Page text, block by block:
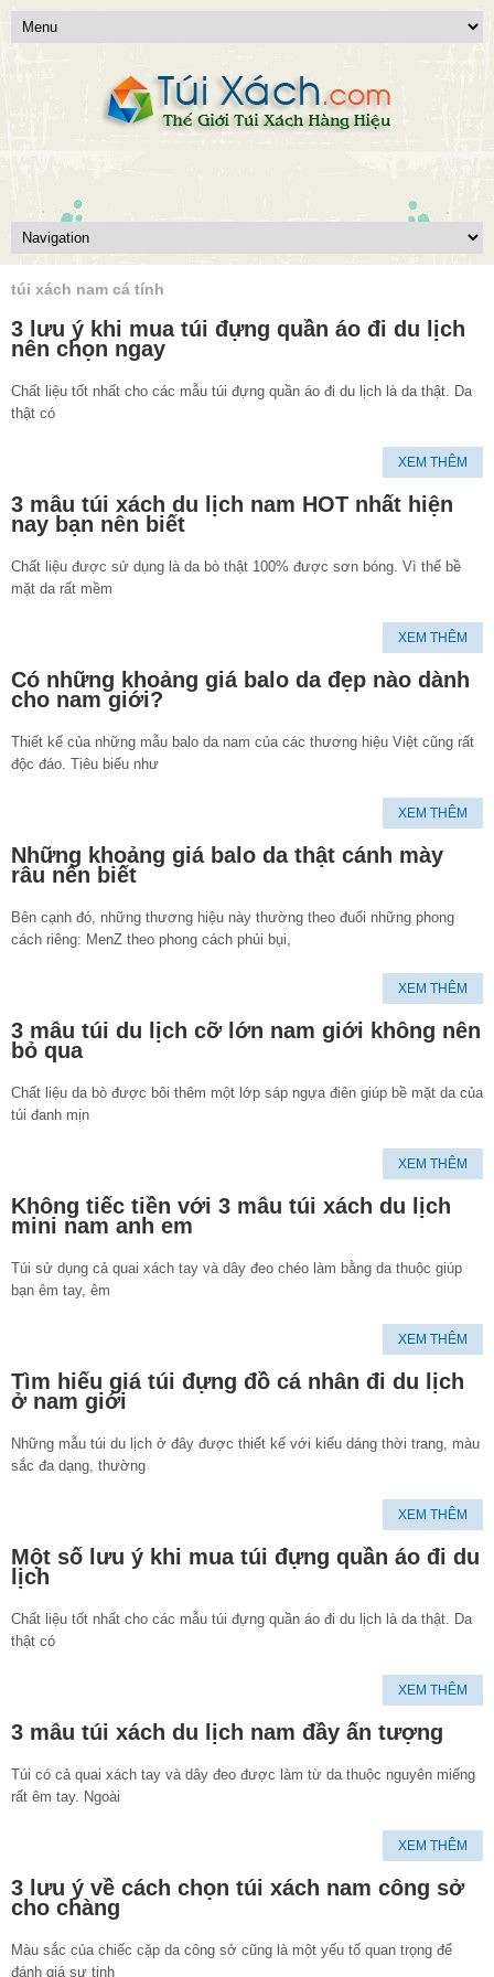
túi xách nam cá tính
3 lưu ý khi mua túi đựng quần áo đi du lịch
nên chọn ngay
Chất liệu tốt nhất cho các mẫu túi đựng quần áo đi du lịch là da thật. Da
thật có
XEM THÊM
3 mẫu túi xách du lịch nam HOT nhất hiện
nay bạn nên biết
Chất liệu được sử dụng là da bò thật 100% được sơn bóng. Vì thế bề
mặt da rất mềm
XEM THÊM
Có những khoảng giá balo da đẹp nào dành
cho nam giới?
Thiết kế của những mẫu balo da nam của các thương hiệu Việt cũng rất
độc đáo. Tiêu biểu như
XEM THÊM
Những khoảng giá balo da thật cánh mày
râu nên biết
Bên cạnh đó, những thương hiệu này thường theo đuổi những phong
cách riêng: MenZ theo phong cách phủi bụi,
XEM THÊM
3 mẫu túi du lịch cỡ lớn nam giới không nên
bỏ qua
Chất liệu da bò được bôi thêm một lớp sáp ngựa điên giúp bề mặt da của
túi đanh mịn
XEM THÊM
Không tiếc tiền với 3 mẫu túi xách du lịch
mini nam anh em
Túi sử dụng cả quai xách tay và dây đeo chéo làm bằng da thuộc giúp
bạn êm tay, êm
XEM THÊM
Tìm hiểu giá túi đựng đồ cá nhân đi du lịch
ở nam giới
Những mẫu túi du lịch ở đây được thiết kế với kiểu dáng thời trang, màu
sắc đa dạng, thường
XEM THÊM
Một số lưu ý khi mua túi đựng quần áo đi du
lịch
Chất liệu tốt nhất cho các mẫu túi đựng quần áo đi du lịch là da thật. Da
thật có
XEM THÊM
3 mẫu túi xách du lịch nam đầy ấn tượng
Túi có cả quai xách tay và dây đeo được làm từ da thuộc nguyên miếng
rất êm tay. Ngoài
XEM THÊM
3 lưu ý về cách chọn túi xách nam công sở
cho chàng
Màu sắc của chiếc cặp da công sở cũng là một yếu tố quan trọng để
đánh giá sự tinh